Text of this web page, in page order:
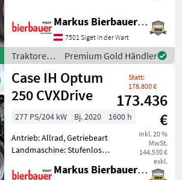
Zapfwellendrehzahl:
540/540E/1000,
Höchstgeschwindigkeit in
km/h: 50 km/h, Oberlenker
Markus Bierbauer GmbH
7501 Siget in der Wart
Traktoren
/ Fendt
Premium Gold Händler
Case IH Optum
250 CVXDrive
Statt:
178.800 €
173.436
€
inkl. 20 %
MwSt.
144.530 €
exkl.
277 PS/204 kW Bj. 2020
1600 h
Antrieb: Allrad, Getriebeart
Landmaschine: Stufenloses
Zapfwellendrehzahl:
Markus Bierbauer GmbH